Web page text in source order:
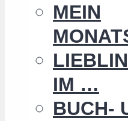
MEIN
IM …
BUCH-